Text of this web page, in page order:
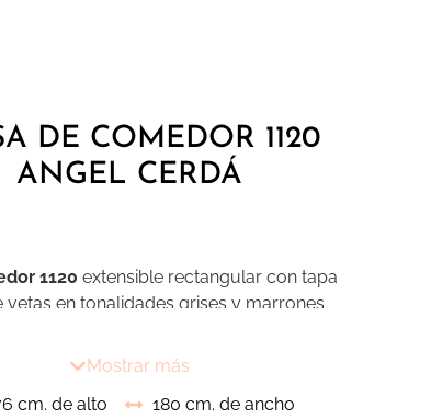
DE COMEDOR 1120
ANGEL CERDÁ
1120 extensible rectangular con tapa
vetas en tonalidades grises y marrones
imitación nogal obteniendo una pieza
Mostrar más
cm. de alto
180 cm. de ancho